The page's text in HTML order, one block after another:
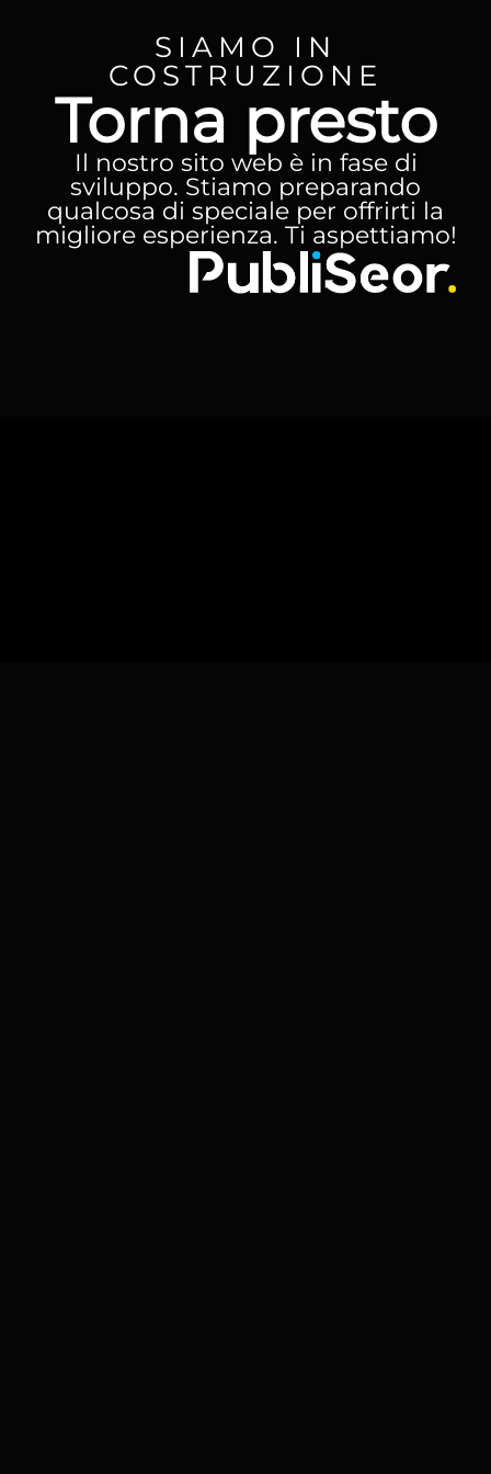
SIAMO IN
COSTRUZIONE
Torna presto
Il nostro sito web è in fase di
sviluppo. Stiamo preparando
qualcosa di speciale per offrirti la
migliore esperienza. Ti aspettiamo!